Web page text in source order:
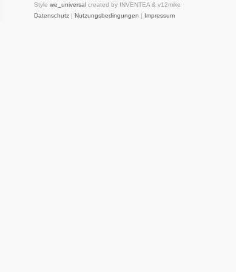
Style we_universalcreated by INVENTEA & v12mike
Datenschutz| Nutzungsbedingungen | Impressum